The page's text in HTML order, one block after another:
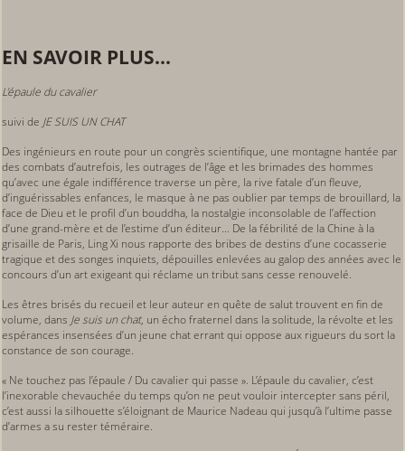
EN SAVOIR PLUS...
L’épaule du cavalier
suivi de JE SUIS UN CHAT
Des ingénieurs en route pour un congrès scientifique, une montagne hantée par
des combats d’autrefois, les outrages de l’âge et les brimades des hommes
qu’avec une égale indifférence traverse un père, la rive fatale d’un fleuve,
d’inguérissables enfances, le masque à ne pas oublier par temps de brouillard, la
face de Dieu et le profil d’un bouddha, la nostalgie inconsolable de l’affection
d’une grand-mère et de l’estime d’un éditeur… De la fébrilité de la Chine à la
grisaille de Paris, Ling Xi nous rapporte des bribes de destins d’une cocasserie
tragique et des songes inquiets, dépouilles enlevées au galop des années avec le
concours d’un art exigeant qui réclame un tribut sans cesse renouvelé.
Les êtres brisés du recueil et leur auteur en quête de salut trouvent en fin de
volume, dans Je suis un chat, un écho fraternel dans la solitude, la révolte et les
espérances insensées d’un jeune chat errant qui oppose aux rigueurs du sort la
constance de son courage.
« Ne touchez pas l’épaule / Du cavalier qui passe ». L’épaule du cavalier, c’est
l’inexorable chevauchée du temps qu’on ne peut vouloir intercepter sans péril,
c’est aussi la silhouette s’éloignant de Maurice Nadeau qui jusqu’à l’ultime passe
d’armes a su rester téméraire.